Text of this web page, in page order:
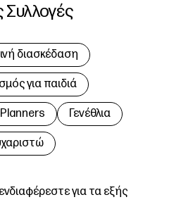
για τα εξής
Συλλογές
διασκέδαση
για παιδιά
Planners Γενέθλια